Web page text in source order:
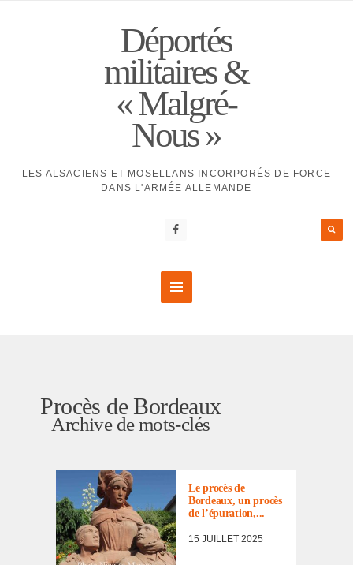
Déportés
militaires &
« Malgré-
Nous »
LES ALSACIENS ET MOSELLANS INCORPORÉS DE FORCE
DANS L'ARMÉE ALLEMANDE
Procès de Bordeaux
Archive de mots-clés
D'HUMEUR ,
OPINION
Le procès de
Bordeaux, un procès
de l’épu­ra­tion,...
15 JUILLET 2025